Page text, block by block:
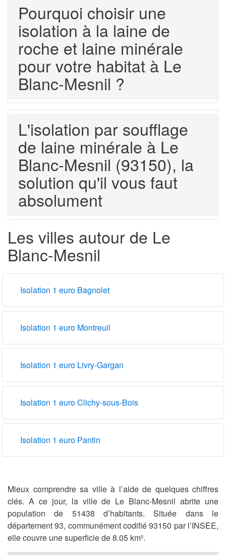
Pourquoi choisir une
isolation à la laine de
roche et laine minérale
pour votre habitat à Le
Blanc-Mesnil ?
L'isolation par soufflage
de laine minérale à Le
Blanc-Mesnil (93150), la
solution qu'il vous faut
absolument
Les villes autour de Le
Blanc-Mesnil
Isolation 1 euro Bagnolet
Isolation 1 euro Montreuil
Isolation 1 euro Livry-Gargan
Isolation 1 euro Clichy-sous-Bois
Isolation 1 euro Pantin
Mieux comprendre sa ville à l’aide de quelques chiffres
clés. A ce jour, la ville de Le Blanc-Mesnil abrite une
population de 51438 d’habitants. Située dans le
département 93, communément codifié 93150 par l’INSEE,
elle couvre une superficie de 8.05 km².